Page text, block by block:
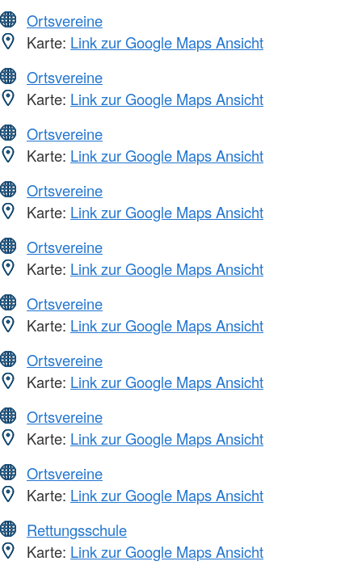
Ortsvereine
Karte: Link zur Google Maps Ansicht
Ortsvereine
Karte: Link zur Google Maps Ansicht
Ortsvereine
Karte: Link zur Google Maps Ansicht
Ortsvereine
Karte: Link zur Google Maps Ansicht
Ortsvereine
Karte: Link zur Google Maps Ansicht
Ortsvereine
Karte: Link zur Google Maps Ansicht
Ortsvereine
Karte: Link zur Google Maps Ansicht
Ortsvereine
Karte: Link zur Google Maps Ansicht
Ortsvereine
Karte: Link zur Google Maps Ansicht
Rettungsschule
Karte: Link zur Google Maps Ansicht